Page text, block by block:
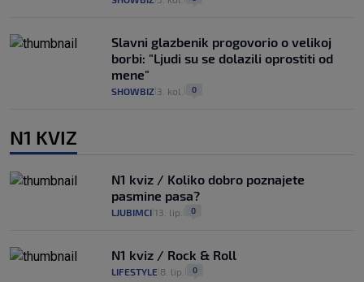
Slavni glazbenik progovorio o velikoj
borbi: "Ljudi su se dolazili oprostiti od
mene"
SHOWBIZ 3. kol. 0
N1 KVIZ
N1 kviz / Koliko dobro poznajete
pasmine pasa?
LJUBIMCI 13. lip. 0
N1 kviz / Rock & Roll
LIFESTYLE 8. lip. 0